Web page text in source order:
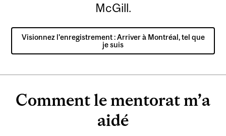
McGill.
Visionnez l'enregistrement : Arriver à Montréal, tel que
je suis
Comment le mentorat m’a
aidé